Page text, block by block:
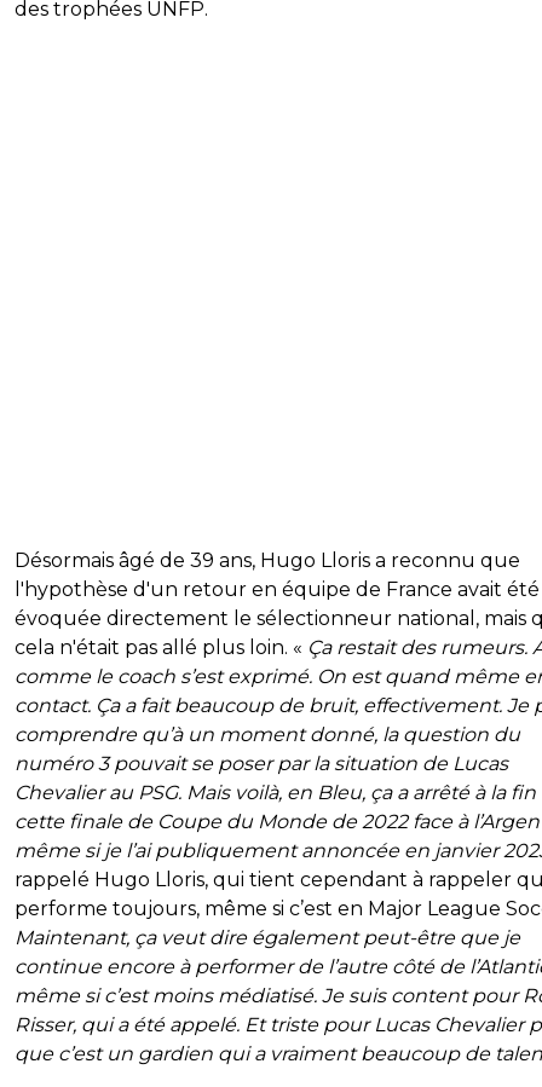
des trophées UNFP.
Désormais âgé de 39 ans, Hugo Lloris a reconnu que
l'hypothèse d'un retour en équipe de France avait été
évoquée directement le sélectionneur national, mais
cela n'était pas allé plus loin. « Ça restait des rumeurs.
comme le coach s’est exprimé. On est quand même
contact. Ça a fait beaucoup de bruit, effectivement. Je
comprendre qu’à un moment donné, la question du
numéro 3 pouvait se poser par la situation de Lucas
Chevalier au PSG. Mais voilà, en Bleu, ça a arrêté à la fin
cette finale de Coupe du Monde de 2022 face à
même si je l’ai publiquement annoncée en janvier
rappelé Hugo Lloris, qui tient cependant à rappeler
performe toujours, même si c’est en Major League
Maintenant, ça veut dire également peut-être que je
continue encore à performer de l’autre côté de
même si c’est moins médiatisé. Je suis content pour
Risser, qui a été appelé. Et triste pour Lucas Chevalier
que c’est un gardien qui a vraiment beaucoup de